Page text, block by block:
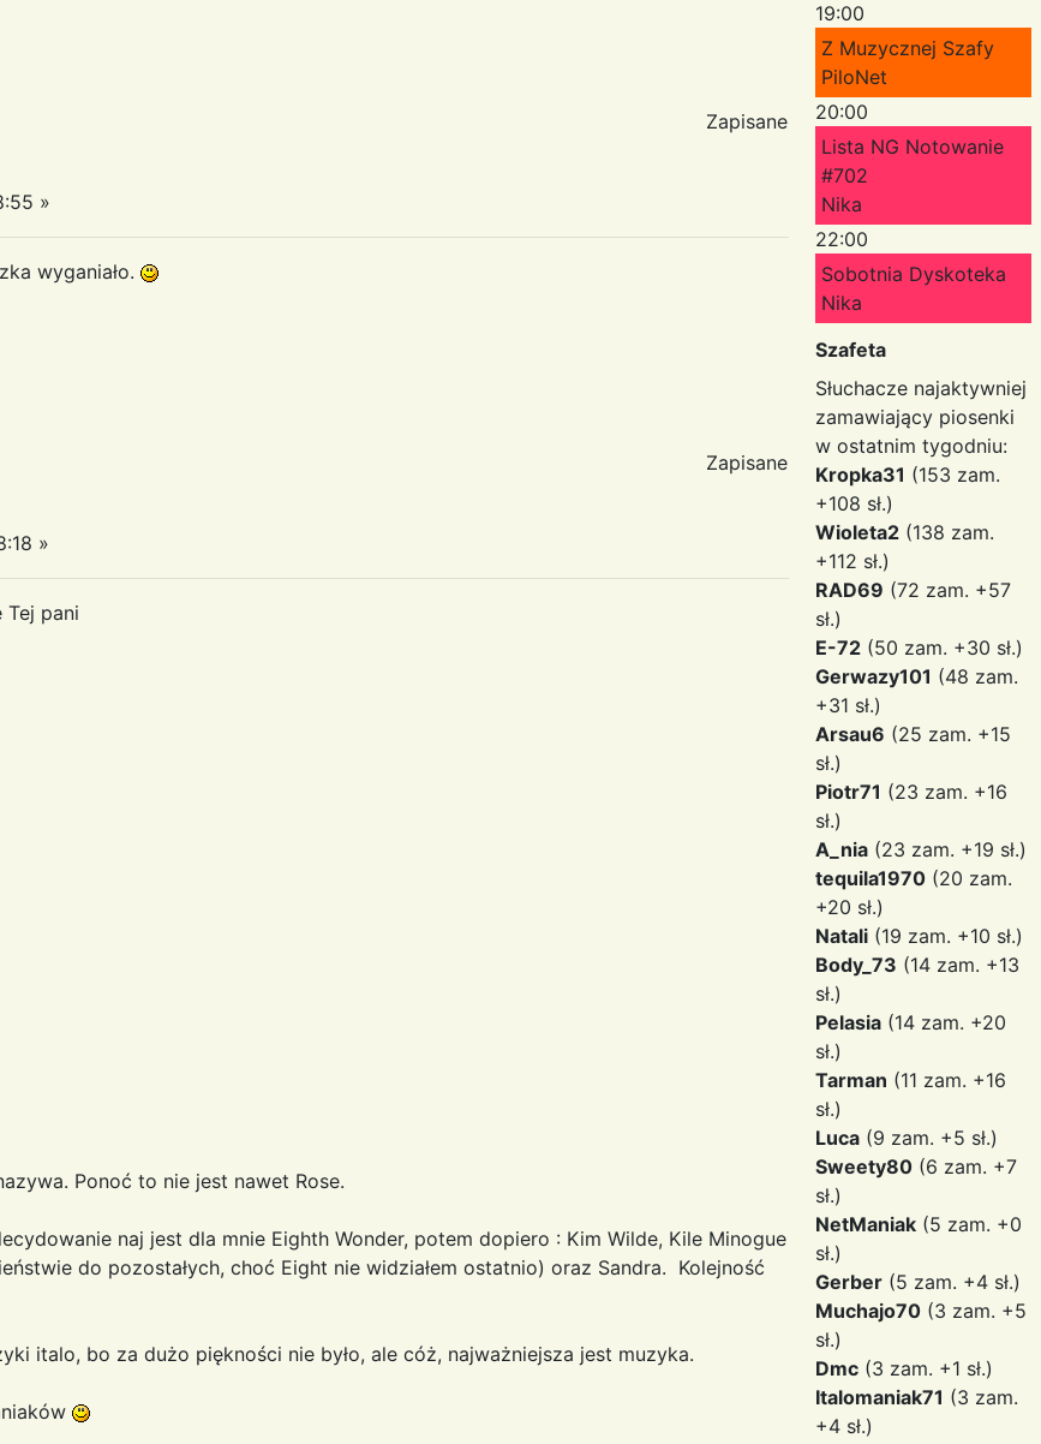
Zapisane
»
wyganiało.
Zapisane
»
Tej pani
Ponoć to nie jest nawet Rose.
naj jest dla mnie Eighth Wonder, potem dopiero : Kim Wilde, Kile Minogue
do pozostałych, choć Eight nie widziałem ostatnio) oraz Sandra. Kolejność
italo, bo za dużo piękności nie było, ale cóż, najważniejsza jest muzyka.
19:00
Z Muzycznej Szafy
PiloNet
20:00
Lista NG Notowanie
#702
Nika
22:00
Sobotnia Dyskoteka
Nika
Szafeta
Słuchacze najaktywniej
zamawiający piosenki
w ostatnim tygodniu:
Kropka31 (153 zam.
+108 sł.)
Wioleta2 (138 zam.
+112 sł.)
RAD69 (72 zam. +57
sł.)
E-72 (50 zam. +30 sł.)
Gerwazy101 (48 zam.
+31 sł.)
Arsau6 (25 zam. +15
sł.)
Piotr71 (23 zam. +16
sł.)
A_nia (23 zam. +19 sł.)
tequila1970 (20 zam.
+20 sł.)
Natali (19 zam. +10 sł.)
Body_73 (14 zam. +13
sł.)
Pelasia (14 zam. +20
sł.)
Tarman (11 zam. +16
sł.)
Luca (9 zam. +5 sł.)
Sweety80 (6 zam. +7
sł.)
NetManiak (5 zam. +0
sł.)
Gerber (5 zam. +4 sł.)
Muchajo70 (3 zam. +5
sł.)
Dmc (3 zam. +1 sł.)
Italomaniak71 (3 zam.
+4 sł.)